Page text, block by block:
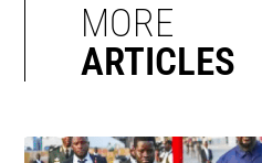
MORE
ARTICLES